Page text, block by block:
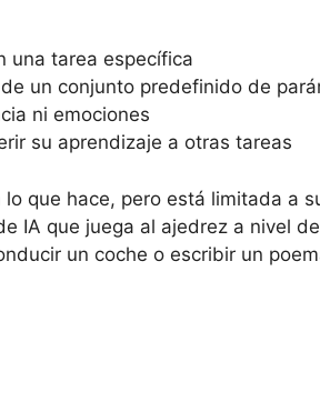
una tarea específica
un conjunto predefinido de
ni emociones
su aprendizaje a otras tareas
que hace, pero está limitada a
IA que juega al ajedrez a nivel
un coche o escribir un